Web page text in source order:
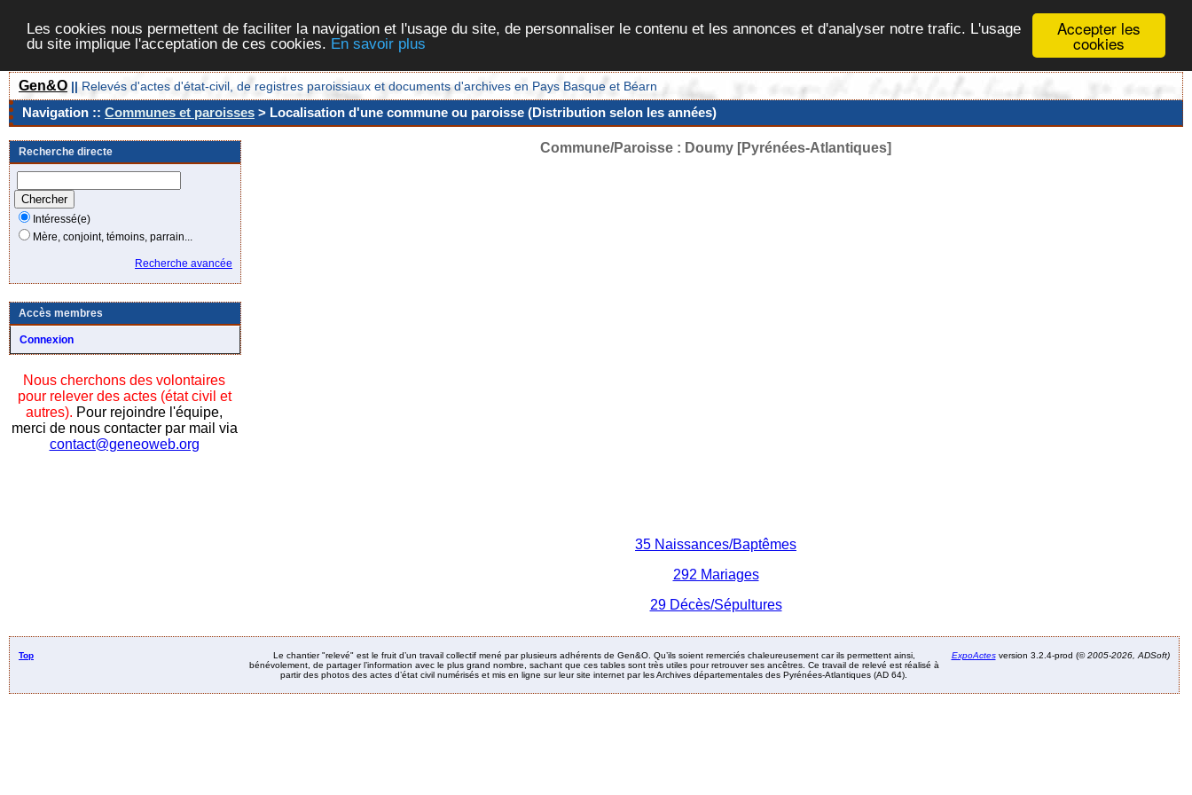
Accepter les
cookies
Les cookies nous permettent de faciliter la navigation et l'usage du site, de personnaliser le contenu et les annonces et d'analyser notre trafic. L'usage
du site implique l'acceptation de ces cookies. En savoir plus
Gen&O || Relevés d'actes d'état-civil, de registres paroissiaux et documents d'archives en Pays Basque et Béarn
Navigation :: Communes et paroisses > Localisation d'une commune ou paroisse (Distribution selon les années)
Recherche directe
Intéressé(e)
Mère, conjoint, témoins, parrain...
Recherche avancée
Accès membres
Connexion
Nous cherchons des volontaires
pour relever des actes (état civil et
autres). Pour rejoindre l'équipe,
merci de nous contacter par mail via
contact@geneoweb.org
Commune/Paroisse : Doumy [Pyrénées-Atlantiques]
35 Naissances/Baptêmes
292 Mariages
29 Décès/Sépultures
Top
Le chantier "relevé" est le fruit d’un travail collectif mené par plusieurs adhérents de Gen&O. Qu’ils soient remerciés chaleureusement car ils permettent ainsi,
bénévolement, de partager l’information avec le plus grand nombre, sachant que ces tables sont très utiles pour retrouver ses ancêtres. Ce travail de relevé est réalisé à
partir des photos des actes d’état civil numérisés et mis en ligne sur leur site internet par les Archives départementales des Pyrénées-Atlantiques (AD 64).
ExpoActesversion 3.2.4-prod (©2005-2026, ADSoft)